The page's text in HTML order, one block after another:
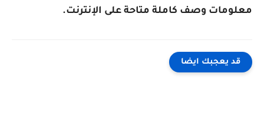
معلومات وصف كاملة متاحة على الإنترنت.
قد يعجبك ايضا